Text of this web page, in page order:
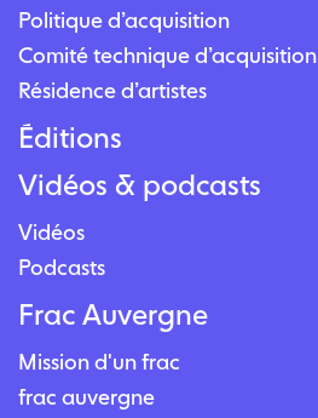
Politique d’acquisition
Comité technique d’acquisition
Résidence d’artistes
Éditions
Vidéos & podcasts
Vidéos
Podcasts
Frac Auvergne
Mission d'un frac
frac auvergne